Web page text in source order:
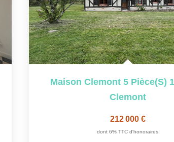
Maison Clemont 5 Pièce(s)
Clemont
212 000 €
dont 6% TTC d'honoraires